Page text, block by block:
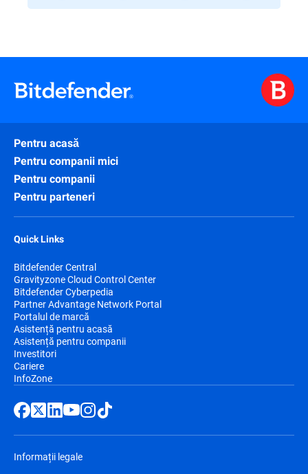
Pentru acasă
Pentru companii mici
Pentru companii
Pentru parteneri
Quick Links
Bitdefender Central
Gravityzone Cloud Control Center
Bitdefender Cyberpedia
Partner Advantage Network Portal
Portalul de marcă
Asistență pentru acasă
Asistență pentru companii
Investitori
Cariere
InfoZone
Informații legale